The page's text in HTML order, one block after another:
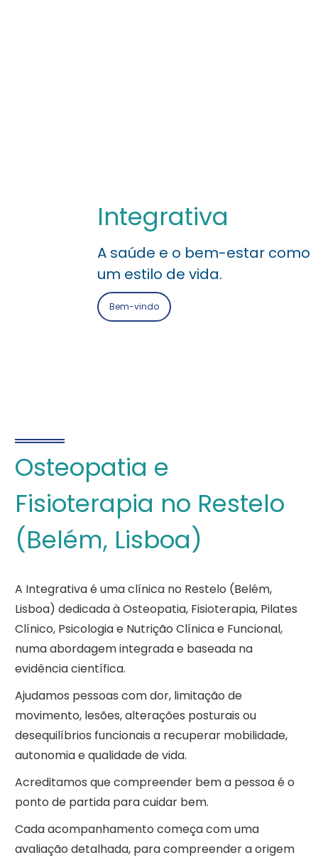
Integrativa
A saúde e o bem-estar como
um estilo de vida.
Bem-vindo
Osteopatia e
Fisioterapia no Restelo
(Belém, Lisboa)
A Integrativa é uma clínica no Restelo (Belém,
Lisboa) dedicada à Osteopatia, Fisioterapia, Pilates
Clínico, Psicologia e Nutrição Clínica e Funcional,
numa abordagem integrada e baseada na
evidência científica.
Ajudamos pessoas com dor, limitação de
movimento, lesões, alterações posturais ou
desequilíbrios funcionais a recuperar mobilidade,
autonomia e qualidade de vida.
Acreditamos que compreender bem a pessoa é o
ponto de partida para cuidar bem.
Cada acompanhamento começa com uma
avaliação detalhada, para compreender a origem